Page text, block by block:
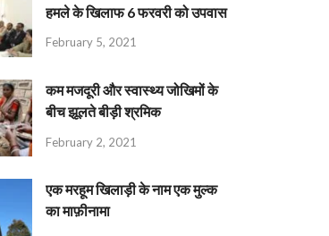
हमले के खिलाफ 6 फरवरी को उपवास
February 5, 2021
कम मजदूरी और स्वास्थ्य जोखिमों के
बीच झूलते बीड़ी श्रमिक
February 2, 2021
एक मरहूम खिलाड़ी के नाम एक मुल्क
का माफ़ीनामा